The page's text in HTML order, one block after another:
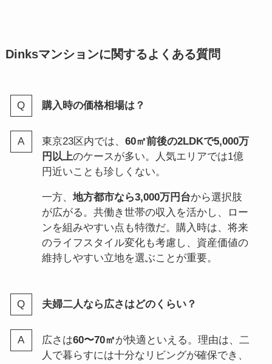
Dinksマンションに関するよくある質問
購入時の価格相場は？
東京23区内では、 60㎡前後の2LDKで5,000万
円以上のケースが多い。人気エリアでは1億
円近いことも珍しくない。
一方、 地方都市なら3,000万円台から選択肢
が広がる。共働き世帯の収入を活かし、ロー
ンを組みやすい点も特徴だ。購入時は、将来
のライフスタイル変化も考慮し、資産価値の
維持しやすい立地を選ぶことが重要。
夫婦二人なら広さはどのくらい？
広さは60〜70㎡が快適といえる。理由は、二
人で暮らすには十分なリビングが確保でき、